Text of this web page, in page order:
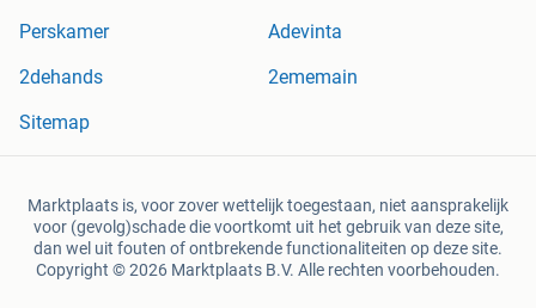
Perskamer
Adevinta
2dehands
2ememain
Sitemap
Marktplaats is, voor zover wettelijk toegestaan, niet aansprakelijk
voor (gevolg)schade die voortkomt uit het gebruik van deze site,
dan wel uit fouten of ontbrekende functionaliteiten op deze site.
Copyright © 2026 Marktplaats B.V. Alle rechten voorbehouden.